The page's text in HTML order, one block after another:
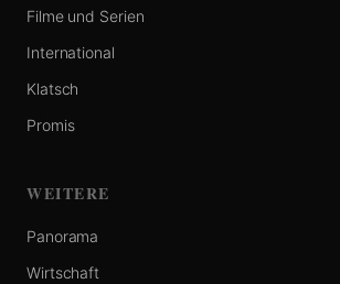
Filme und Serien
International
Klatsch
Promis
WEITERE
Panorama
Wirtschaft